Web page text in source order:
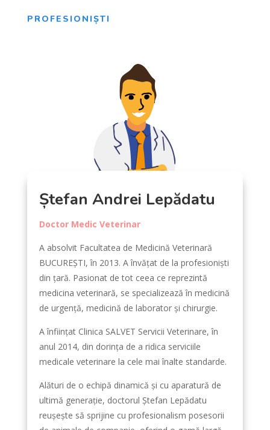
PROFESIONIȘTI
Ștefan Andrei Lepădatu
Doctor Medic Veterinar
A absolvit Facultatea de Medicină Veterinară
BUCUREȘTI, în 2013. A învățat de la profesioniști
din țară. Pasionat de tot ceea ce reprezintă
medicina veterinară, se specializează în medicină
de urgență, medicină de laborator și chirurgie.
A înființat Clinica SALVET Servicii Veterinare, în
anul 2014, din dorința de a ridica serviciile
medicale veterinare la cele mai înalte standarde.
Alături de o echipă dinamică și cu aparatură de
ultimă generație, doctorul Ștefan Lepădatu
reușește să sprijine cu profesionalism posesorii